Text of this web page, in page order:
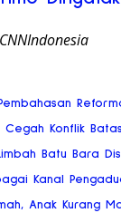
Cegah Konflik
Batu Bara
Kanal
Anak Kurang